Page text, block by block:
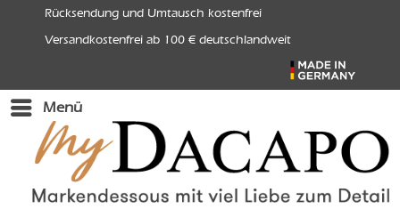
Rücksendung und Umtausch kostenfrei
Versandkostenfrei ab 100 € deutschlandweit
Menü